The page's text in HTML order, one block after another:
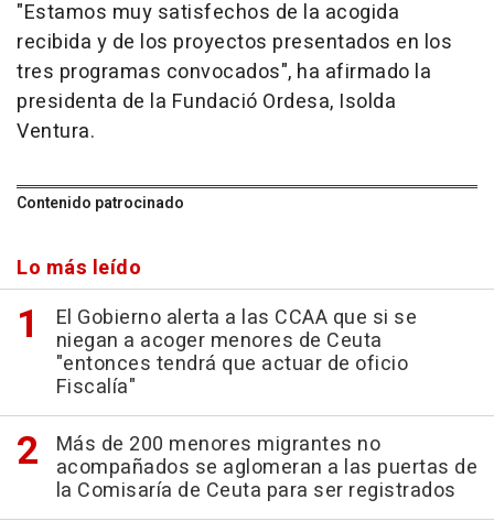
"Estamos muy satisfechos de la acogida
recibida y de los proyectos presentados en los
tres programas convocados", ha afirmado la
presidenta de la Fundació Ordesa, Isolda
Ventura.
Contenido patrocinado
Lo más leído
El Gobierno alerta a las CCAA que si se
niegan a acoger menores de Ceuta
"entonces tendrá que actuar de oficio
Fiscalía"
Más de 200 menores migrantes no
acompañados se aglomeran a las puertas de
la Comisaría de Ceuta para ser registrados